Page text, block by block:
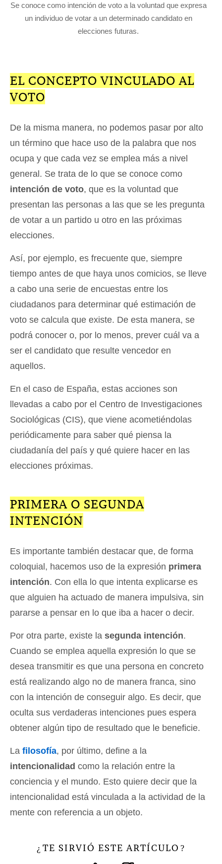
Se conoce como intención de voto a la voluntad que expresa
un individuo de votar a un determinado candidato en
elecciones futuras.
EL CONCEPTO VINCULADO AL
VOTO
De la misma manera, no podemos pasar por alto
un término que hace uso de la palabra que nos
ocupa y que cada vez se emplea más a nivel
general. Se trata de lo que se conoce como
intención de voto, que es la voluntad que
presentan las personas a las que se les pregunta
de votar a un partido u otro en las próximas
elecciones.
Así, por ejemplo, es frecuente que, siempre
tiempo antes de que haya unos comicios, se lleve
a cabo una serie de encuestas entre los
ciudadanos para determinar qué estimación de
voto se calcula que existe. De esta manera, se
podrá conocer o, por lo menos, prever cuál va a
ser el candidato que resulte vencedor en
aquellos.
En el caso de España, estas acciones son
llevadas a cabo por el Centro de Investigaciones
Sociológicas (CIS), que viene acometiéndolas
periódicamente para saber qué piensa la
ciudadanía del país y qué quiere hacer en las
elecciones próximas.
PRIMERA O SEGUNDA
INTENCIÓN
Es importante también destacar que, de forma
coloquial, hacemos uso de la expresión primera
intención. Con ella lo que intenta explicarse es
que alguien ha actuado de manera impulsiva, sin
pararse a pensar en lo que iba a hacer o decir.
Por otra parte, existe la segunda intención.
Cuando se emplea aquella expresión lo que se
desea transmitir es que una persona en concreto
está realizando algo no de manera franca, sino
con la intención de conseguir algo. Es decir, que
oculta sus verdaderas intenciones pues espera
obtener algún tipo de resultado que le beneficie.
La filosofía, por último, define a la
intencionalidad como la relación entre la
conciencia y el mundo. Esto quiere decir que la
intencionalidad está vinculada a la actividad de la
mente con referencia a un objeto.
¿ TE SIRVIÓ ESTE ARTÍCULO ?